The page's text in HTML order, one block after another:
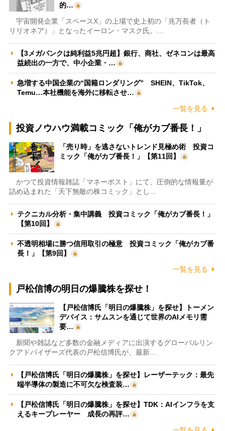
的…
宇宙開発企業「スペースX」の上場で史上初の「兆万長者（ト
リリオネア）」となったイーロン・マスク氏。…
【3メガバンクは純利益5兆円超】銀行、商社、ゼネコンは最高
益続出の一方で、中小企業・…
急増する中国企業の“国籍ロンダリング” SHEIN、TikTok、
Temu…本社機能を海外に移転させ…
一覧を見る
投資ノウハウ満載コミック「俺がカブ番長！」
「売り時」を逃さないトレンド見極め術 投資コ
ミック「俺がカブ番長！」【第11回】
かつて投資情報雑誌「マネーポスト」にて、圧倒的な情報量が
詰め込まれた「天下無敵の株コミック」とし…
テクニカル分析・集中講義 投資コミック「俺がカブ番長！」
【第10回】
不透明相場に勝つ信用取引の極意 投資コミック「俺がカブ番
長！」【第9回】
一覧を見る
戸松信博の明日の爆騰株を探せ！
【戸松信博氏「明日の爆騰株」を探せ】トーメン
デバイス：サムスンを通じて世界のAIメモリ需
要…
新聞や雑誌など多数の金融メディアに出演するグローバルリン
クアドバイザーズ代表の戸松信博氏が、最新…
【戸松信博氏「明日の爆騰株」を探せ】レーザーテック：最先
端半導体の製造に不可欠な検査装…
【戸松信博氏「明日の爆騰株」を探せ】TDK：AIインフラを支
えるキープレーヤー 成長の再評…